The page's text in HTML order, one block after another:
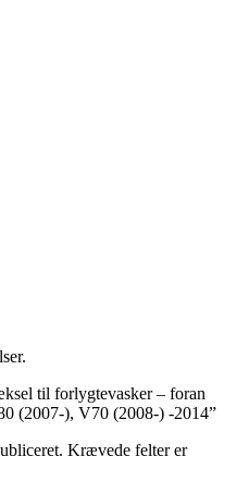
til forlygtevasker – foran
(2007-), V70 (2008-) -2014”
Krævede felter er